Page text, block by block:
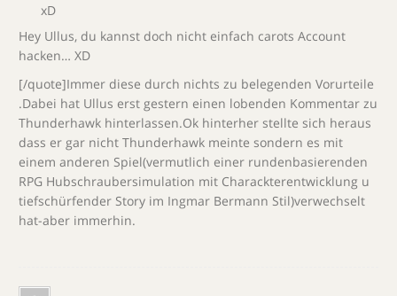
xD
Hey Ullus, du kannst doch nicht einfach carots Account
hacken… XD
[/quote]Immer diese durch nichts zu belegenden Vorurteile
.Dabei hat Ullus erst gestern einen lobenden Kommentar zu
Thunderhawk hinterlassen.Ok hinterher stellte sich heraus
dass er gar nicht Thunderhawk meinte sondern es mit
einem anderen Spiel(vermutlich einer rundenbasierenden
RPG Hubschraubersimulation mit Charackterentwicklung u
tiefschürfender Story im Ingmar Bermann Stil)verwechselt
hat-aber immerhin.